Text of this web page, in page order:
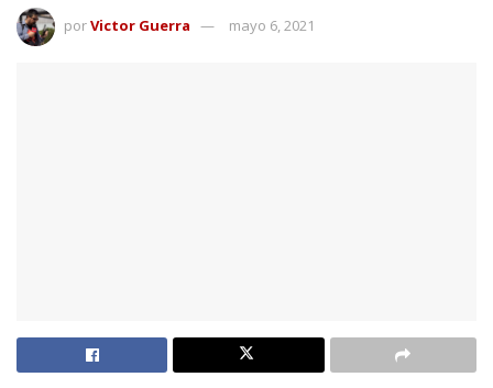
porVictor Guerra mayo 6, 2021